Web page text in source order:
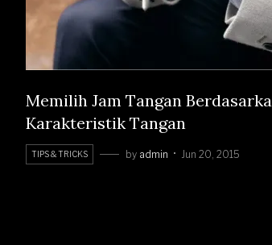
Memilih Jam Tangan
Karakteristik Tangan
TIPS & TRICKS by admin Jun 20, 2015